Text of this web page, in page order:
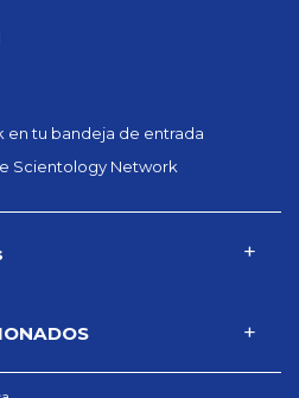
tu bandeja de entrada
Scientology Network